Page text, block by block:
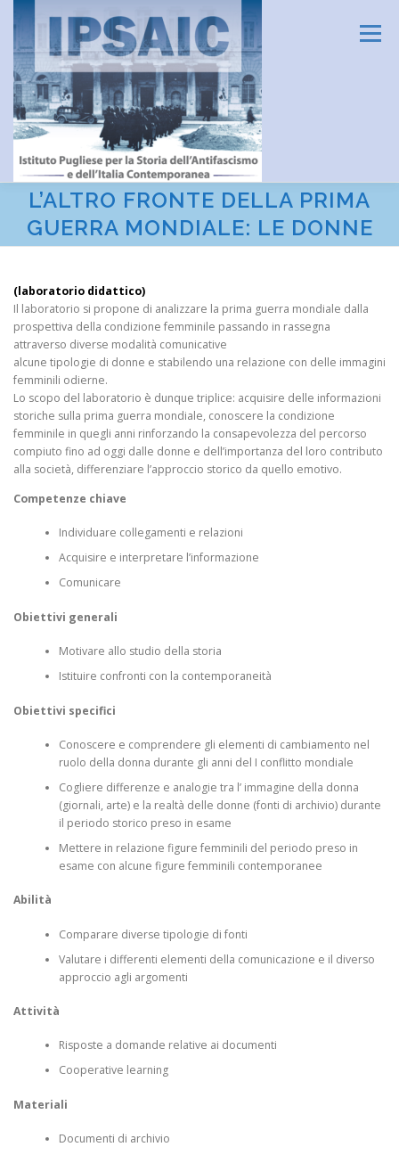
Passa
Menu
AMMINISTRAZIONE TRASPARENTE
L’ALTRO FRONTE DELLA PRIMA
GUERRA MONDIALE: LE DONNE
(laboratorio didattico)
Il laboratorio si propone di analizzare la prima guerra mondiale dalla
prospettiva della condizione femminile passando in rassegna
attraverso diverse modalità comunicative
alcune tipologie di donne e stabilendo una relazione con delle immagini
femminili odierne.
Lo scopo del laboratorio è dunque triplice: acquisire delle informazioni
storiche sulla prima guerra mondiale, conoscere la condizione
femminile in quegli anni rinforzando la consapevolezza del percorso
compiuto fino ad oggi dalle donne e dell’importanza del loro contributo
alla società, differenziare l’approccio storico da quello emotivo.
Competenze chiave
Individuare collegamenti e relazioni
Acquisire e interpretare l’informazione
Comunicare
Obiettivi generali
Motivare allo studio della storia
Istituire confronti con la contemporaneità
Obiettivi specifici
Conoscere e comprendere gli elementi di cambiamento nel
ruolo della donna durante gli anni del I conflitto mondiale
Cogliere differenze e analogie tra l’ immagine della donna
(giornali, arte) e la realtà delle donne (fonti di archivio) durante
il periodo storico preso in esame
Mettere in relazione figure femminili del periodo preso in
esame con alcune figure femminili contemporanee
Abilità
Comparare diverse tipologie di fonti
Valutare i differenti elementi della comunicazione e il diverso
approccio agli argomenti
Attività
Risposte a domande relative ai documenti
Cooperative learning
Materiali
Documenti di archivio